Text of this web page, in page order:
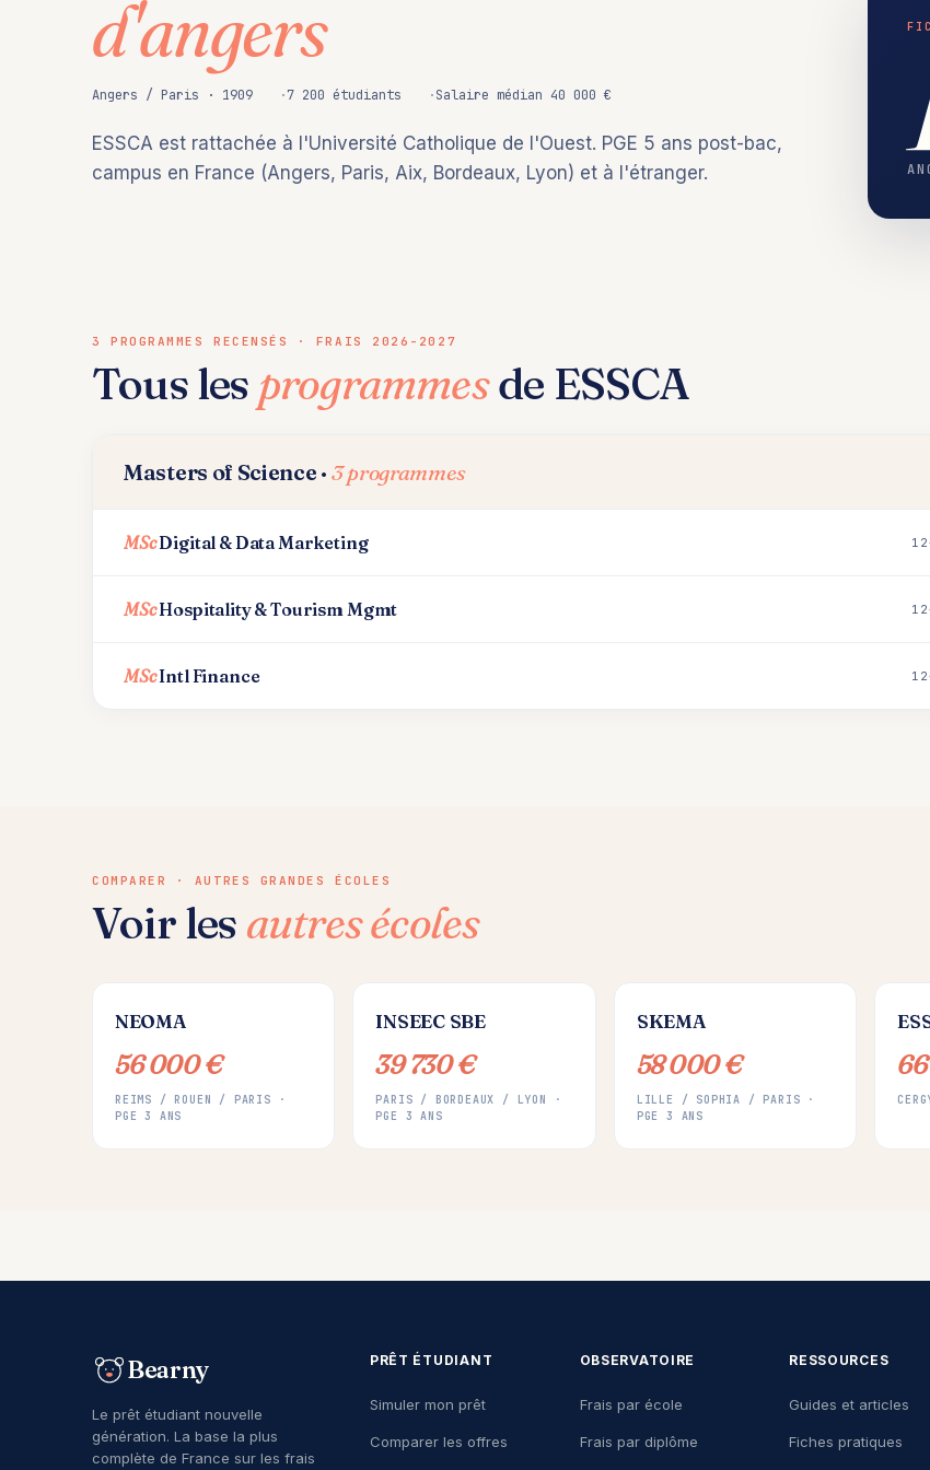
d'angers
Angers / Paris · 1909 7 200 étudiants Salaire médian 40 000 €
ESSCA est rattachée à l'Université Catholique de l'Ouest. PGE 5 ans post-bac,
campus en France (Angers, Paris, Aix, Bordeaux, Lyon) et à l'étranger.
3 PROGRAMMES RECENSÉS · FRAIS 2026-2027
Tous les programmesde ESSCA
Masters of Science · 3 programmes
MScDigital & Data Marketing
MScHospitality & Tourism Mgmt
MScIntl Finance
COMPARER · AUTRES GRANDES ÉCOLES
Voir les autres écoles
NEOMA
56 000 €
REIMS / ROUEN / PARIS ·
PGE 3 ANS
INSEEC SBE
39 730 €
PARIS / BORDEAUX / LYON ·
PGE 3 ANS
SKEMA
58 000 €
LILLE / SOPHIA / PARIS ·
PGE 3 ANS
Bearny
Le prêt étudiant nouvelle
génération. La base la plus
complète de France sur les frais
PRÊT ÉTUDIANT
Simuler mon prêt
Comparer les offres
OBSERVATOIRE
Frais par école
Frais par diplôme
RESSOURCES
Guides et articles
Fiches pratiques